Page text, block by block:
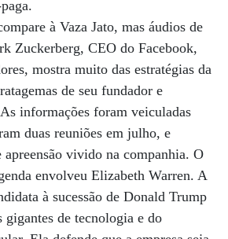
à Vaza Jato, mas áudios de
Zuckerberg, CEO do Facebook,
mostra muito das estratégias da
de seu fundador e
informações foram veiculadas
duas reuniões em julho, e
vivido na companhia. O
envolveu Elizabeth Warren. A
à sucessão de Donald Trump
gigantes de tecnologia e do